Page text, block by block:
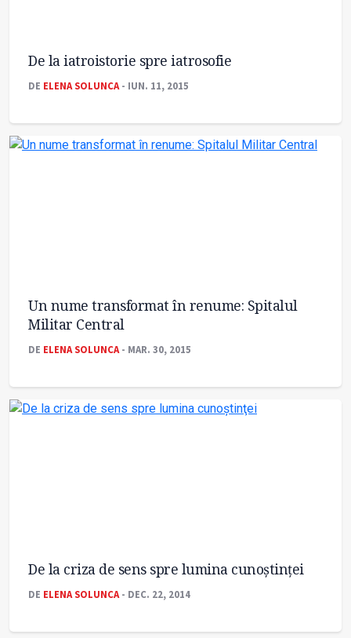
De la iatroistorie spre iatrosofie
DE ELENA SOLUNCA- IUN. 11, 2015
Un nume transformat în renume: Spitalul
Militar Central
DE ELENA SOLUNCA- MAR. 30, 2015
De la criza de sens spre lumina cunoştinţei
DE ELENA SOLUNCA- DEC. 22, 2014